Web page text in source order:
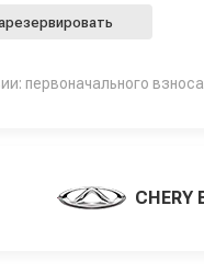
первоначального